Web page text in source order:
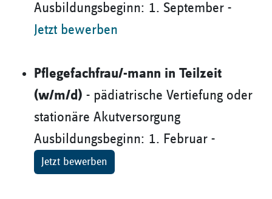
Ausbildungsbeginn: 1. September -
Jetzt bewerben
Pflegefachfrau/-mann in Teilzeit
(w/m/d) - pädiatrische Vertiefung oder
stationäre Akutversorgung
Ausbildungsbeginn: 1. Februar -
Jetzt bewerben